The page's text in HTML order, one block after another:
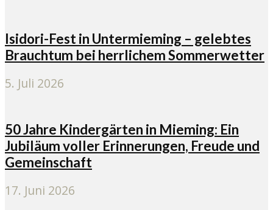
Isidori-Fest in Untermieming – gelebtes
Brauchtum bei herrlichem Sommerwetter
5. Juli 2026
50 Jahre Kindergärten in Mieming: Ein
Jubiläum voller Erinnerungen, Freude und
Gemeinschaft
17. Juni 2026